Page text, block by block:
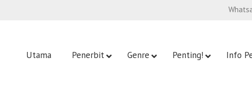
Utama Penerbit Genre Penting! Info